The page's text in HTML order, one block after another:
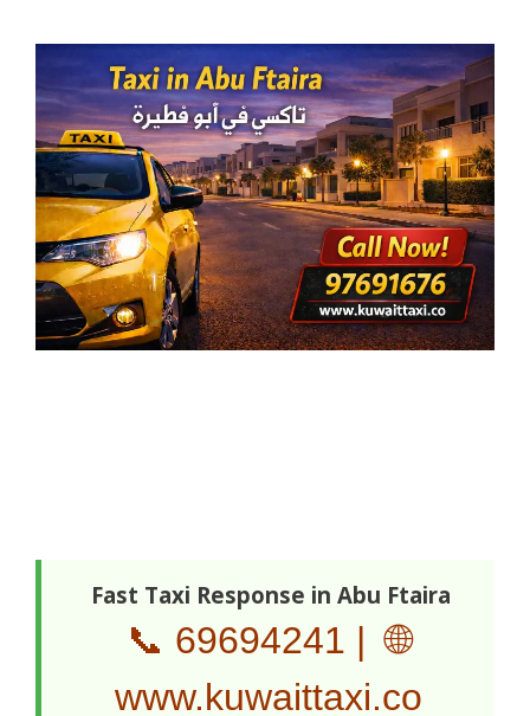
Fast Taxi Response in Abu Ftaira
📞 69694241 | 🌐
www.kuwaittaxi.co